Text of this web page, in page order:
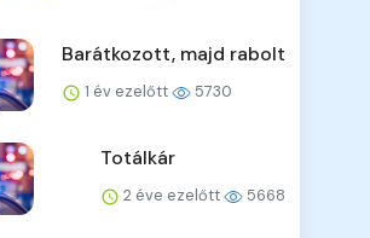
Barátkozott, majd rabolt
1 év ezelőtt 5730
Totálkár
2 éve ezelőtt 5668